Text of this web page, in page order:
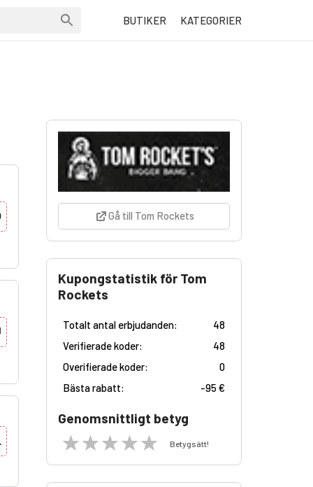
BUTIKER KATEGORIER
Gå till Tom Rockets
Kupongstatistik för Tom
Rockets
Totalt antal erbjudanden:
48
Verifierade koder:
48
Overifierade koder:
0
Bästa rabatt:
-95 €
Genomsnittligt betyg
Betygsätt!